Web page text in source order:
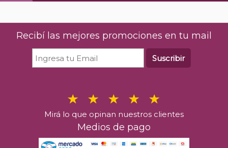
Recibí las mejores promociones en tu mail
Suscribir
Mirá lo que opinan nuestros clientes
Medios de pago